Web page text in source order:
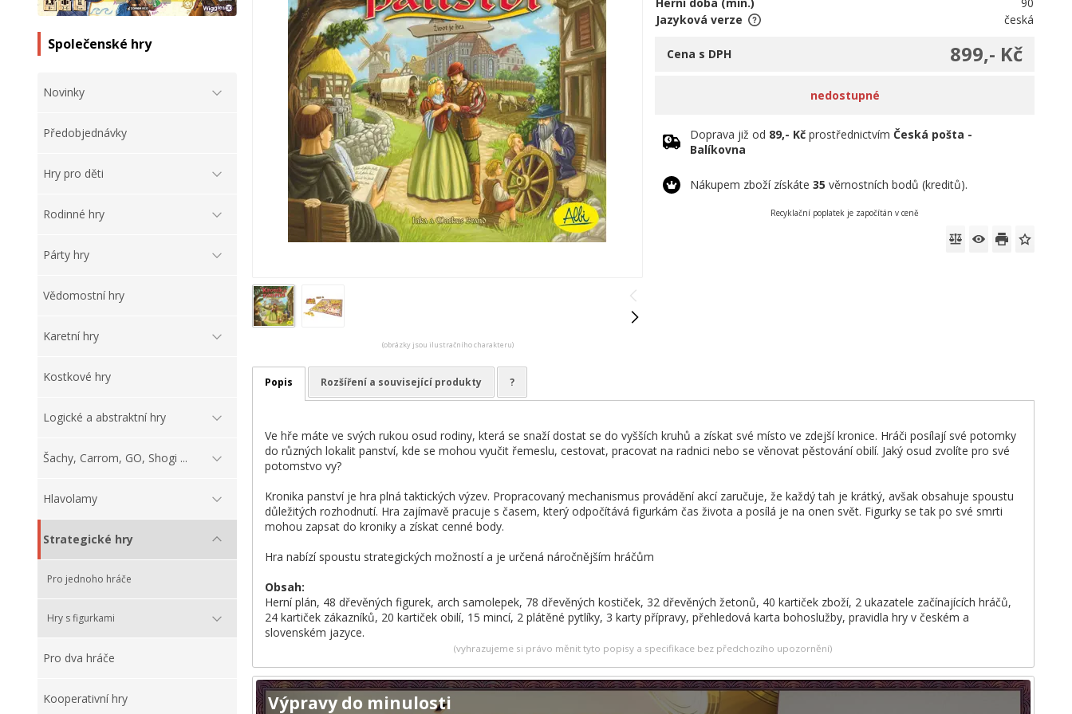
Společenské hry
Novinky
Předobjednávky
Hry pro děti
Rodinné hry
Párty hry
Vědomostní hry
Karetní hry
Kostkové hry
Logické a abstraktní hry
Šachy, Carrom, GO, Shogi ...
Hlavolamy
Strategické hry
Pro jednoho hráče
Hry s figurkami
Pro dva hráče
Kooperativní hry
(obrázky jsou ilustračního charakteru)
Herní doba (min.)
90
Jazyková verze
česká
899,- Kč
Cena s DPH
nedostupné
Doprava již od 89,- Kč prostřednictvímČeská pošta -
Balíkovna
Nákupem zboží získáte35 věrnostních bodů (kreditů).
Recyklační poplatek je započítán v ceně
Popis Rozšíření a související produkty ?
Ve hře máte ve svých rukou osud rodiny, která se snaží dostat se do vyšších kruhů a získat své místo ve zdejší kronice. Hráči posílají své potomky
do různých lokalit panství, kde se mohou vyučit řemeslu, cestovat, pracovat na radnici nebo se věnovat pěstování obilí. Jaký osud zvolíte pro své
potomstvo vy?
Kronika panství je hra plná taktických výzev. Propracovaný mechanismus provádění akcí zaručuje, že každý tah je krátký, avšak obsahuje spoustu
důležitých rozhodnutí. Hra zajímavě pracuje s časem, který odpočítává figurkám čas života a posílá je na onen svět. Figurky se tak po své smrti
mohou zapsat do kroniky a získat cenné body.
Hra nabízí spoustu strategických možností a je určená náročnějším hráčům
Obsah:
Herní plán, 48 dřevěných figurek, arch samolepek, 78 dřevěných kostiček, 32 dřevěných žetonů, 40 kartiček zboží, 2 ukazatele začínajících hráčů,
24 kartiček zákazníků, 20 kartiček obilí, 15 mincí, 2 plátěné pytlíky, 3 karty přípravy, přehledová karta bohoslužby, pravidla hry v českém a
slovenském jazyce.
(vyhrazujeme si právo měnit tyto popisy a specifikace bez předchozího upozornění)
Výpravy do minulosti